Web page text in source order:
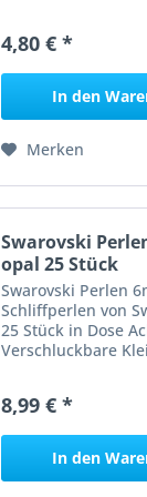
4,80 € *
In den
Merken
Swarovski
opal 25 Stück
Swarovski Perlen
Schliffperlen von
25 Stück in Dose
Verschluckbare
8,99 € *
In den